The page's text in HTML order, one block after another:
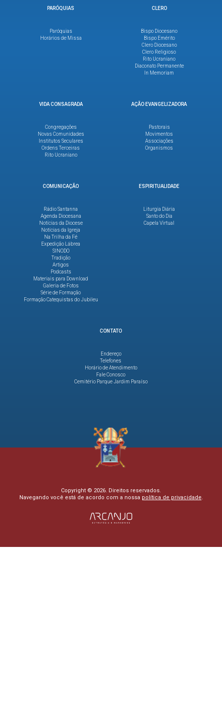
PARÓQUIAS
Paróquias
Horários de Missa
CLERO
Bispo Diocesano
Bispo Emérito
Clero Diocesano
Clero Religioso
Rito Ucraniano
Diaconato Permanente
In Memoriam
VIDA CONSAGRADA
Congregações
Novas Comunidades
Institutos Seculares
Ordens Terceiras
Rito Ucraniano
AÇÃO EVANGELIZADORA
Pastorais
Movimentos
Associações
Organismos
COMUNICAÇÃO
Rádio Santanna
Agenda Diocesana
Notícias da Diocese
Notícias da Igreja
Na Trilha da Fé
Expedição Lábrea
SINODO
Tradição
Artigos
Podcasts
Materiais para Download
Galeria de Fotos
Série de Formação
Formação Catequistas do Jubileu
ESPIRITUALIDADE
Liturgia Diária
Santo do Dia
Capela Virtual
CONTATO
Endereço
Telefones
Horário de Atendimento
Fale Conosco
Cemitério Parque Jardim Paraíso
Copyright © 2026. Direitos reservados.
Navegando você está de acordo com a nossa política de privacidade.